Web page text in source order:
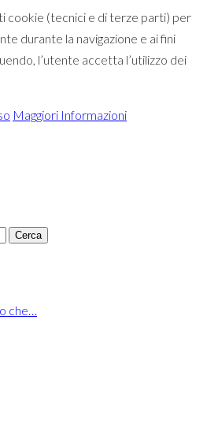
cookie (tecnici e di terze parti) per
durante la navigazione e ai fini
l’utente accetta l’utilizzo dei
Maggiori Informazioni
che…